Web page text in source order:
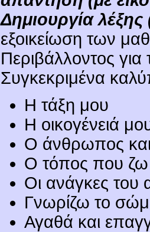
Δημιουργία λέξης
εξοικείωση των
Περιβάλλοντος για
Συγκεκριμένα
Η τάξη μου
Η οικογένειά
Ο άνθρωπος
Ο τόπος που ζω
Οι ανάγκες
Γνωρίζω το
Αγαθά και